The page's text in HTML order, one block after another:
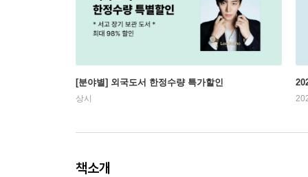
[분야별] 외국도서 한정수량 특가할인
상시
책소개